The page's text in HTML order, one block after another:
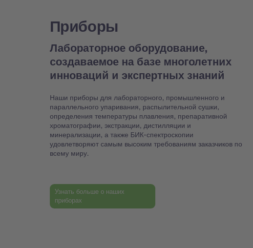
Приборы
Лабораторное оборудование,
создаваемое на базе многолетних
инноваций и экспертных знаний
Наши приборы для лабораторного, промышленного и
параллельного упаривания, распылительной сушки,
определения температуры плавления, препаративной
хроматографии, экстракции, дистилляции и
минерализации, а также БИК-спектроскопии
удовлетворяют самым высоким требованиям заказчиков по
всему миру.
Узнать больше о наших
приборах